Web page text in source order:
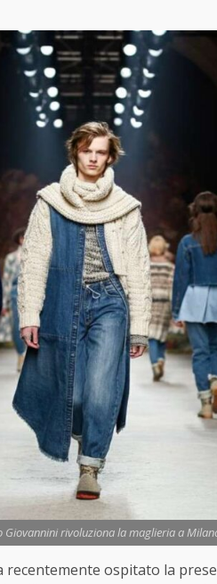
Giovannini rivoluziona la maglieria a
recentemente ospitato la